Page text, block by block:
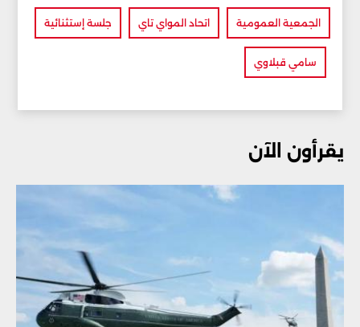
الجمعية العمومية اتحاد المواي تاي جلسة إستثنائية
سامي قبلاوي
يقرأون الآن